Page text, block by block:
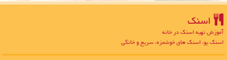
اسنك
آموزش تهیه اسنک در خانه
اسنک یو، اسنک های خوشمزه، سریع و خانگی